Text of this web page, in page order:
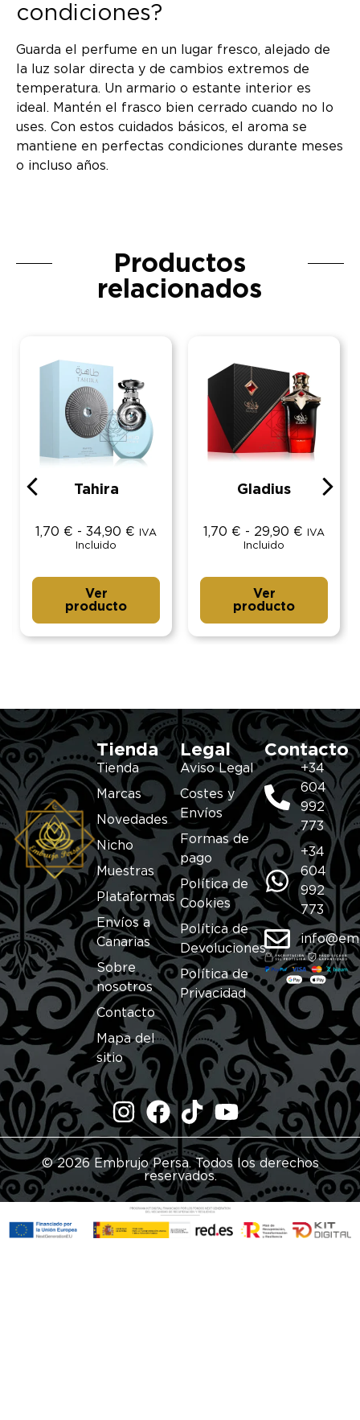
condiciones?
Guarda el perfume en un lugar fresco, alejado de
la luz solar directa y de cambios extremos de
temperatura. Un armario o estante interior es
ideal. Mantén el frasco bien cerrado cuando no lo
uses. Con estos cuidados básicos, el aroma se
mantiene en perfectas condiciones durante meses
o incluso años.
Productos
relacionados
Tahira
1,70 € - 34,90 €
IVA
Incluido
Ver
producto
Gladius
1,70 € - 29,90 €
IVA
Incluido
Ver
producto
Tienda
Tienda
Marcas
Novedades
Nicho
Muestras
Plataformas
Envíos a
Canarias
Sobre
nosotros
Contacto
Mapa del
sitio
Legal
Aviso Legal
Costes y
Envíos
Formas de
pago
Política de
Cookies
Política de
Devoluciones
Política de
Privacidad
Contacto
+34
604
992
773
+34
604
992
773
© 2026 Embrujo Persa. Todos los derechos
reservados.